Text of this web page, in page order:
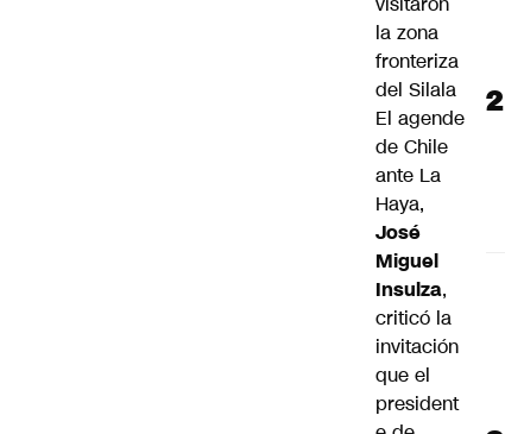
la zona
fronteriza
del Silala
El agende
de Chile
ante La
Haya,
José
Miguel
Insulza,
criticó la
invitación
que el
president